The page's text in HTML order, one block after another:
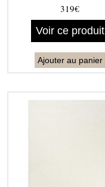
319€
Voir ce produit
Ajouter au panier